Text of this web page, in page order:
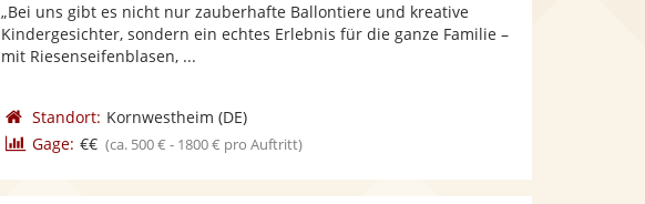
bereit.
5
Sternen
„Bei uns gibt es nicht nur zauberhafte Ballontiere und kreative
Kindergesichter, sondern ein echtes Erlebnis für die ganze Familie –
mit Riesenseifenblasen, ...
Standort: Kornwestheim (DE)
Gage: €€ (ca. 500 € - 1800 € pro Auftritt)